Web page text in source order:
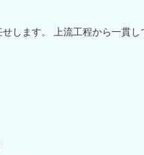
します。 上流工程から一貫し